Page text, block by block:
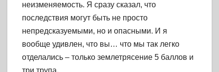
неизменяемость. Я сразу сказал, что
последствия могут быть не просто
непредсказуемыми, но и опасными. И я
вообще удивлен, что вы… что мы так легко
отделались – только землетрясение 5 баллов и